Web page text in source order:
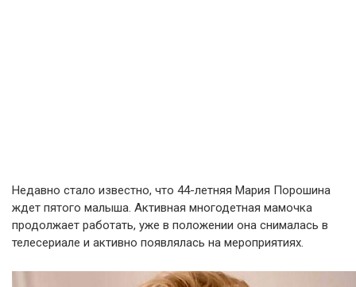
Недавно стало известно, что 44-летняя Мария Порошина
ждет пятого малыша. Активная многодетная мамочка
продолжает работать, уже в положении она снималась в
телесериале и активно появлялась на мероприятиях.